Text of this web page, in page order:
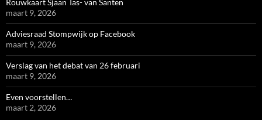
Rouwkaart Sjaan Tas- van Santen
maart 9, 2026
Adviesraad Stompwijk op Facebook
maart 9, 2026
Verslag van het debat van 26 februari
maart 9, 2026
Even voorstellen…
maart 2, 2026